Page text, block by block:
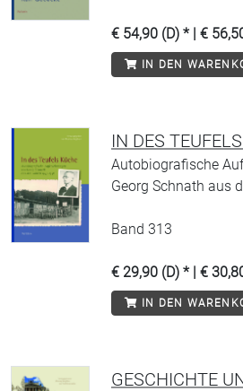
€ 54,90 (D) * | €
IN DEN
IN DES
Autobiografische
Georg Schnath aus
Band 313
€ 29,90 (D) * | €
IN DEN
GESCHICHTE